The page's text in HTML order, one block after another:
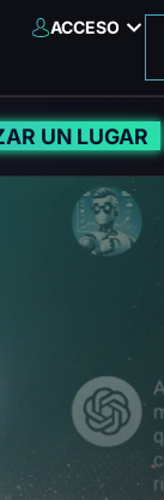
ACCESO
UN LUGAR